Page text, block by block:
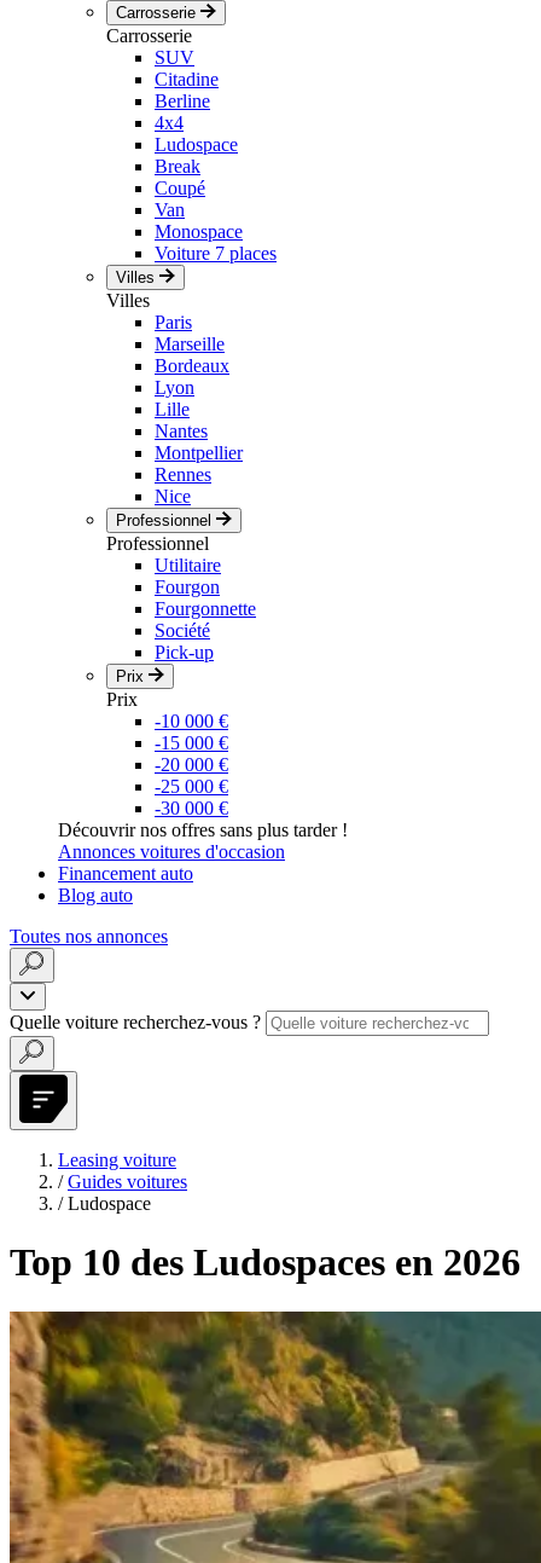
Carrosserie
Carrosserie
SUV
Citadine
Berline
4x4
Ludospace
Break
Coupé
Van
Monospace
Voiture 7 places
Villes
Villes
Paris
Marseille
Bordeaux
Lyon
Lille
Nantes
Montpellier
Rennes
Nice
Professionnel
Professionnel
Utilitaire
Fourgon
Fourgonnette
Société
Pick-up
Prix
Prix
-10 000 €
-15 000 €
-20 000 €
-25 000 €
-30 000 €
Découvrir nos offres sans plus tarder !
Annonces voitures d'occasion
Financement auto
Blog auto
Toutes nos annonces
Quelle voiture recherchez-vous ?
Leasing voiture
/ Guides voitures
/ Ludospace
Top 10 des Ludospaces en 2026